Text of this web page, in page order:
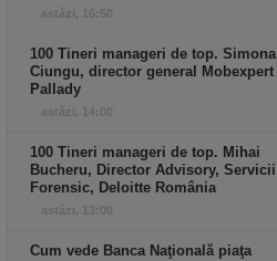
astăzi, 16:50
100 Tineri manageri de top. Simona
Ciungu, director general Mobexpert
Pallady
astăzi, 14:00
100 Tineri manageri de top. Mihai
Bucheru, Director Advisory, Servicii
Forensic, Deloitte România
astăzi, 13:00
Cum vede Banca Naţională piaţa